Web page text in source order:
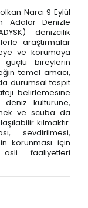
Narcı 9 Eylül
Adalar Denizle
denizcilik
araştırmalar
ve korumaya
bireylerin
temel amacı,
durumsal tespit
belirlemesine
deniz kültürüne,
ve scuba da
kılmaktır.
sevdirilmesi,
korunması için
faaliyetleri